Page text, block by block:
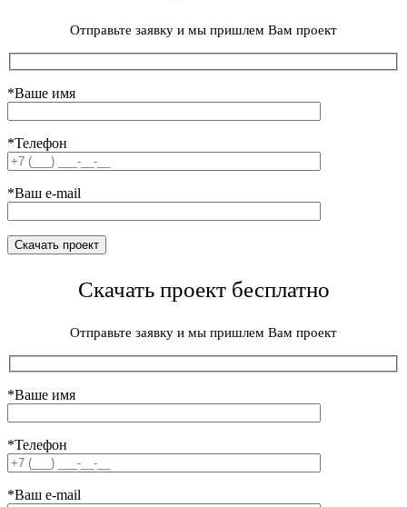
Отправьте заявку и мы пришлем Вам проект
*Ваше имя
*Телефон
*Ваш e-mail
Скачать проект бесплатно
Отправьте заявку и мы пришлем Вам проект
*Ваше имя
*Телефон
*Ваш e-mail